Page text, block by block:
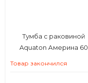
Тумба с раковиной
Aquaton Америна 60
Товар закончился